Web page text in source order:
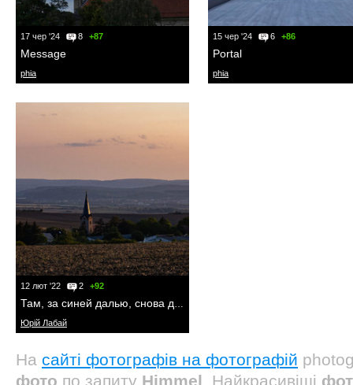
17 чер '24 8 +87
Message
phia
15 чер '24 6 +86
Portal
phia
12 лют '22 2 +92
Там, за синей далью, снова даль.
Юрій Лабай
На сайті фотографів на фотографій
фото по запиту Himmel . Найкрасивіші